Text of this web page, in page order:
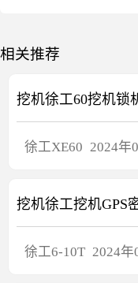
相关推荐
挖机徐工60挖机锁
徐工XE60 2024年
挖机徐工挖机GPS
徐工6-10T 2024年